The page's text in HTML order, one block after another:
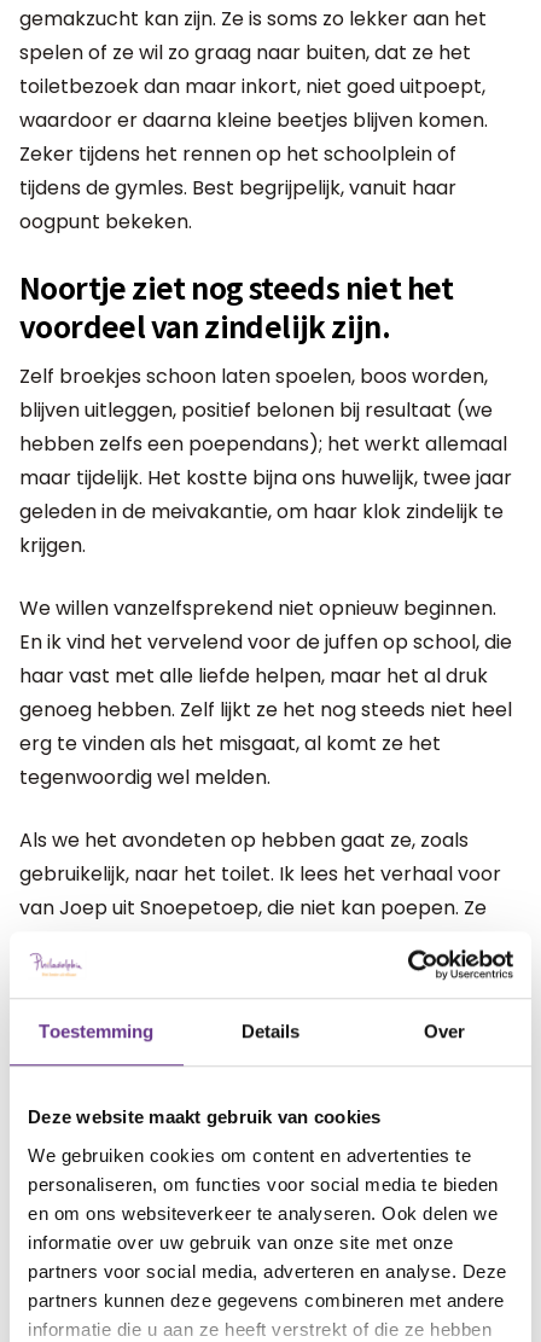
Toestemming Details Over
Deze website maakt gebruik van cookies
We gebruiken cookies om content en advertenties te
personaliseren, om functies voor social media te bieden
en om ons websiteverkeer te analyseren. Ook delen we
informatie over uw gebruik van onze site met onze
partners voor social media, adverteren en analyse. Deze
partners kunnen deze gegevens combineren met andere
informatie die u aan ze heeft verstrekt of die ze hebben
gemakzucht kan zijn. Ze is soms zo lekker aan het
spelen of ze wil zo graag naar buiten, dat ze het
toiletbezoek dan maar inkort, niet goed uitpoept,
waardoor er daarna kleine beetjes blijven komen.
Zeker tijdens het rennen op het schoolplein of
tijdens de gymles. Best begrijpelijk, vanuit haar
oogpunt bekeken.
Noortje ziet nog steeds niet het
voordeel van zindelijk zijn.
Zelf broekjes schoon laten spoelen, boos worden,
blijven uitleggen, positief belonen bij resultaat (we
hebben zelfs een poependans); het werkt allemaal
maar tijdelijk. Het kostte bijna ons huwelijk, twee jaar
geleden in de meivakantie, om haar klok zindelijk te
krijgen.
We willen vanzelfsprekend niet opnieuw beginnen.
En ik vind het vervelend voor de juffen op school, die
haar vast met alle liefde helpen, maar het al druk
genoeg hebben. Zelf lijkt ze het nog steeds niet heel
erg te vinden als het misgaat, al komt ze het
tegenwoordig wel melden.
Als we het avondeten op hebben gaat ze, zoals
gebruikelijk, naar het toilet. Ik lees het verhaal voor
van Joep uit Snoepetoep, die niet kan poepen. Ze
worden de poepfabriek genoemd en de laatste zin
samen en dan laat ik haar alleen.
En ja hoor, met resultaat. Sinds dagen lukt het weer
We doen de poependans en ik zing
er een liedje bij van vreugde.
Noortje krijgt er de slappe lach van. 'Mama niet
streng meer,' zegt ze opgelucht.